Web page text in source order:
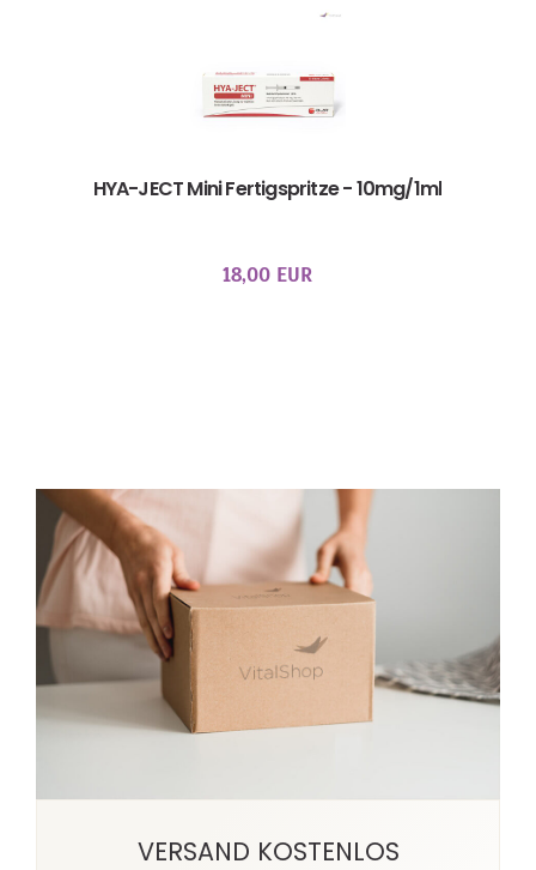
HYA-JECT Mini Fertigspritze - 10mg/1ml
18,00 EUR
VERSAND KOSTENLOS